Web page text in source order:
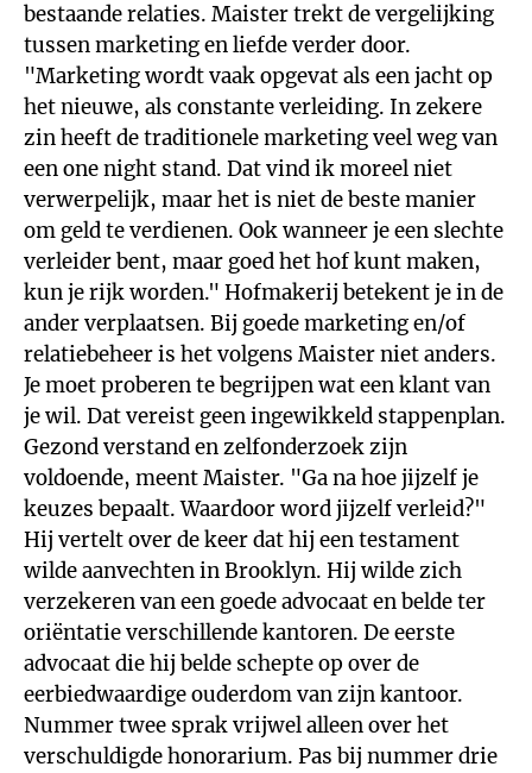
bestaande relaties. Maister trekt de vergelijking
tussen marketing en liefde verder door.
"Marketing wordt vaak opgevat als een jacht op
het nieuwe, als constante verleiding. In zekere
zin heeft de traditionele marketing veel weg van
een one night stand. Dat vind ik moreel niet
verwerpelijk, maar het is niet de beste manier
om geld te verdienen. Ook wanneer je een slechte
verleider bent, maar goed het hof kunt maken,
kun je rijk worden." Hofmakerij betekent je in de
ander verplaatsen. Bij goede marketing en/of
relatiebeheer is het volgens Maister niet anders.
Je moet proberen te begrijpen wat een klant van
je wil. Dat vereist geen ingewikkeld stappenplan.
Gezond verstand en zelfonderzoek zijn
voldoende, meent Maister. "Ga na hoe jijzelf je
keuzes bepaalt. Waardoor word jijzelf verleid?"
Hij vertelt over de keer dat hij een testament
wilde aanvechten in Brooklyn. Hij wilde zich
verzekeren van een goede advocaat en belde ter
oriëntatie verschillende kantoren. De eerste
advocaat die hij belde schepte op over de
eerbiedwaardige ouderdom van zijn kantoor.
Nummer twee sprak vrijwel alleen over het
verschuldigde honorarium. Pas bij nummer drie